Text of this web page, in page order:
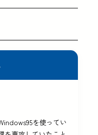
を使ってい